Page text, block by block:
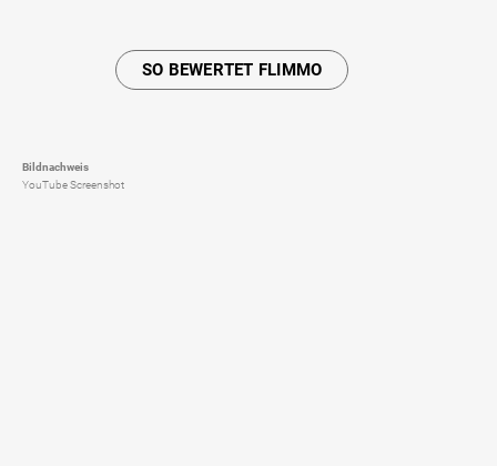
SO BEWERTET FLIMMO
Bildnachweis
YouTube Screenshot